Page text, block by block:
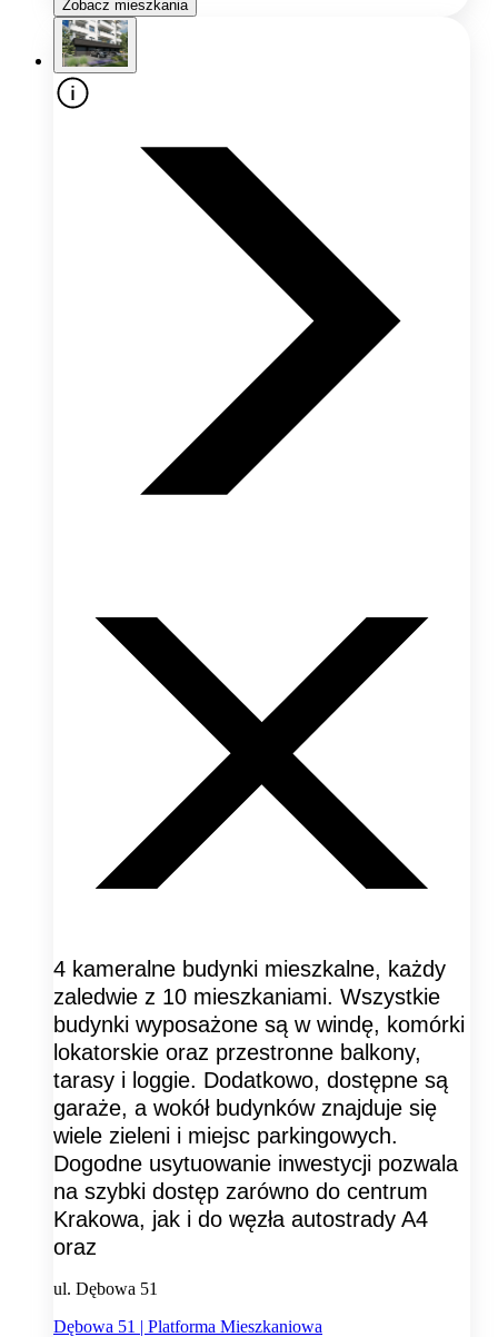
Zobacz mieszkania
4 kameralne budynki mieszkalne, każdy
zaledwie z 10 mieszkaniami. Wszystkie
budynki wyposażone są w windę, komórki
lokatorskie oraz przestronne balkony,
tarasy i loggie. Dodatkowo, dostępne są
garaże, a wokół budynków znajduje się
wiele zieleni i miejsc parkingowych.
Dogodne usytuowanie inwestycji pozwala
na szybki dostęp zarówno do centrum
Krakowa, jak i do węzła autostrady A4
oraz
ul. Dębowa 51
Dębowa 51 | Platforma Mieszkaniowa